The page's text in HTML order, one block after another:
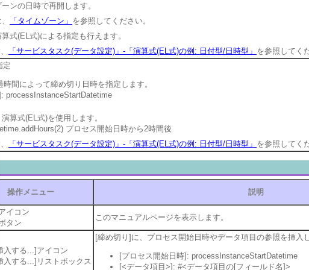
ンの日時で再開します。
「タイムゾーン」 を参照してください。
式(EL式)による指定も行えます。
「サービスタスク(データ設定)」-「演算式(EL式)の例: 日付型/日時型」 を参照してく
定
間によって締め切り日時を指定します。
processInstanceStartDatetime
算式(EL式)を使用します。
プロセス開始日時から2時間後
「サービスタスク(データ設定)」-「演算式(EL式)の例: 日付型/日時型」 を参照してく
操作メニュー 説明
イコン
タン
このマニュアルページを表示します。
入する...]アイコン
入する...]リストボックス
[締め切り]に、プロセス開始日時やデータ項目の参照を挿入
[プロセス開始日時]: processInstanceStartDatetime
[<データ項目>]: #<データ項目の[フィールド名]>